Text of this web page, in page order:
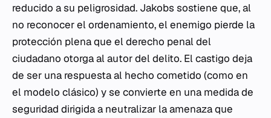
reducido a su peligrosidad. Jakobs sostiene que, al
no reconocer el ordenamiento, el enemigo pierde la
protección plena que el derecho penal del
ciudadano otorga al autor del delito. El castigo deja
de ser una respuesta al hecho cometido (como en
el modelo clásico) y se convierte en una medida de
seguridad dirigida a neutralizar la amenaza que